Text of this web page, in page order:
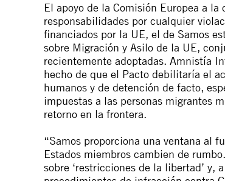
El apoyo de la Comisión Europea a
responsabilidades por cualquier
financiados por la UE, el de Samos
sobre Migración y Asilo de la UE,
recientemente adoptadas. Amnistía
hecho de que el Pacto debilitaría el
humanos y de detención de facto,
impuestas a las personas migrantes
retorno en la frontera.
“Samos proporciona una ventana al
Estados miembros cambien de
sobre ‘restricciones de la libertad’ y,